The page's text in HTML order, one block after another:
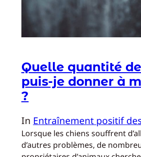
Quelle quantité
puis-je donner à
?
In Entraînement positif
Lorsque les chiens souffrent
d’autres problèmes, de